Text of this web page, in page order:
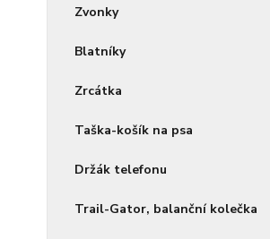
Zvonky
Blatníky
Zrcátka
Taška-košík na psa
Držák telefonu
Trail-Gator, balanční kolečka